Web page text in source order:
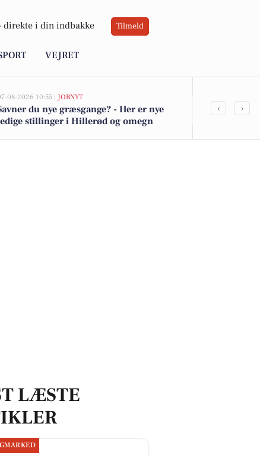
direkte i din indbakke Tilmeld
VEJRET
08-2026 10:55 | JOBNYT
du nye græsgange? - Her er nye
stillinger i Hillerød og omegn
‹ ›
LÆSTE